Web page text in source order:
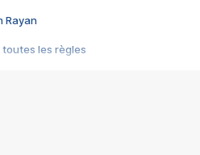
Rayan
toutes les règles